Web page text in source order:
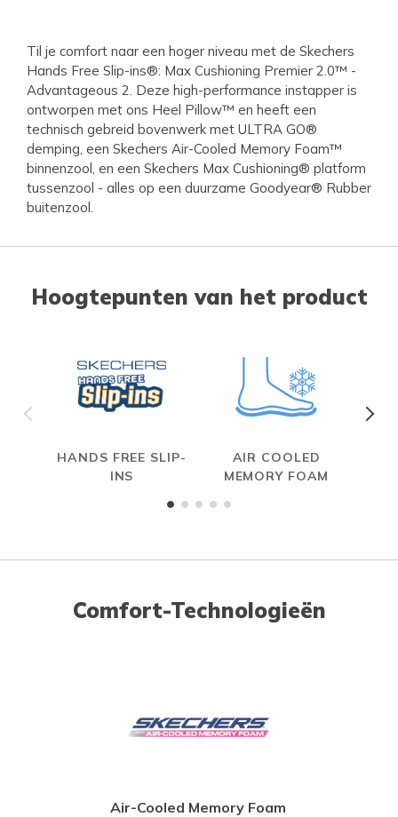
Til je comfort naar een hoger niveau met de Skechers
Hands Free Slip-ins®: Max Cushioning Premier 2.0™ -
Advantageous 2. Deze high-performance instapper is
ontworpen met ons Heel Pillow™ en heeft een
technisch gebreid bovenwerk met ULTRA GO®
demping, een Skechers Air-Cooled Memory Foam™
binnenzool, en een Skechers Max Cushioning® platform
tussenzool - alles op een duurzame Goodyear® Rubber
buitenzool.
Hoogtepunten van het product
HANDS FREE SLIP-
INS
AIR COOLED
MEMORY FOAM
Comfort-Technologieën
Air-Cooled Memory Foam